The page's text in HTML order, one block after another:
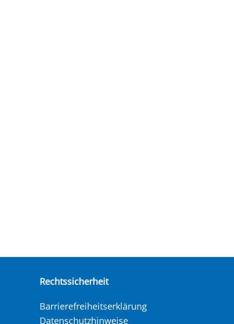
Rechtssicherheit
Barrierefreiheitserklärung
Datenschutzhinweise